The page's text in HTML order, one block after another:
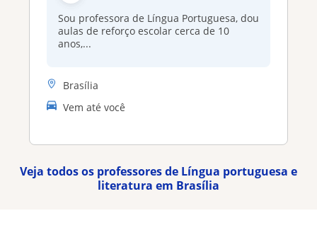
Sou professora de Língua Portuguesa, dou
aulas de reforço escolar cerca de 10
anos,...
Brasília
Vem até você
Veja todos os professores de Língua portuguesa e
literatura em Brasília